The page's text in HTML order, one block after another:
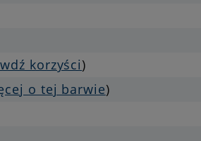
korzyści)
o tej barwie)